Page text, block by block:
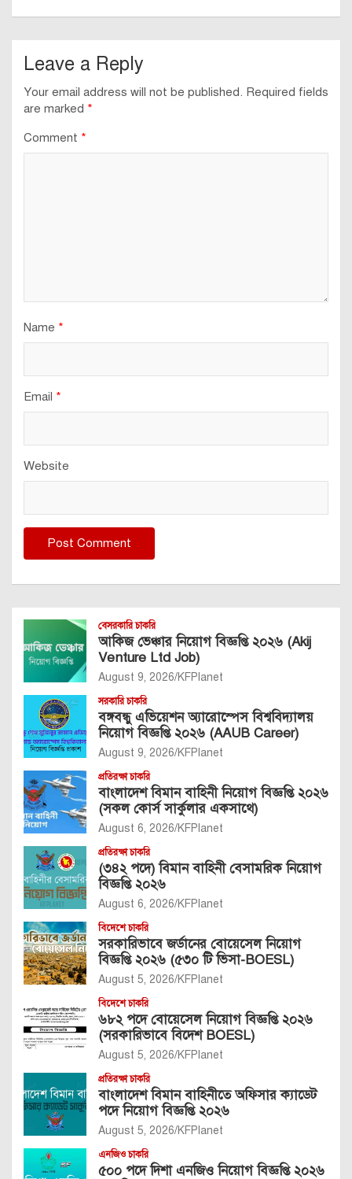
Leave a Reply
Your email address will not be published. Required fields
are marked *
Comment *
Name *
Email *
Website
বেসরকারি চাকরি
আকিজ ভেঞ্চার নিয়োগ বিজ্ঞপ্তি ২০২৬ (Akij
Venture Ltd Job)
August 9, 2026 KFPlanet
সরকারি চাকরি
বঙ্গবন্ধু এভিয়েশন অ্যারোস্পেস বিশ্ববিদ্যালয়
নিয়োগ বিজ্ঞপ্তি ২০২৬ (AAUB Career)
August 9, 2026 KFPlanet
প্রতিরক্ষা চাকরি
বাংলাদেশ বিমান বাহিনী নিয়োগ বিজ্ঞপ্তি ২০২৬
(সকল কোর্স সার্কুলার একসাথে)
August 6, 2026 KFPlanet
প্রতিরক্ষা চাকরি
(৩৪২ পদে) বিমান বাহিনী বেসামরিক নিয়োগ
বিজ্ঞপ্তি ২০২৬
August 6, 2026 KFPlanet
বিদেশে চাকরি
সরকারিভাবে জর্ডানের বোয়েসেল নিয়োগ
বিজ্ঞপ্তি ২০২৬ (৫৩০ টি ভিসা-BOESL)
August 5, 2026 KFPlanet
বিদেশে চাকরি
৬৮২ পদে বোয়েসেল নিয়োগ বিজ্ঞপ্তি ২০২৬
(সরকারিভাবে বিদেশ BOESL)
August 5, 2026 KFPlanet
প্রতিরক্ষা চাকরি
বাংলাদেশ বিমান বাহিনীতে অফিসার ক্যাডেট
পদে নিয়োগ বিজ্ঞপ্তি ২০২৬
August 5, 2026 KFPlanet
এনজিও চাকরি
৫০০ পদে দিশা এনজিও নিয়োগ বিজ্ঞপ্তি ২০২৬